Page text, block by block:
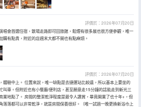
評價於：2026年07月20日
唱會首選住宿，散場走路即可回旅館，鬆煙有很多展也很方便參觀，唯一
購有點貴，附近的店週末大都不開也有點麻煩。
評價於：2026年07月20日
體驗中上。 位置來說，唯一缺點是去捷運站比較遠，所以基本上要坐的
叫車。但附近也有小餐廳/便利店，甚至願意走15分鐘的話能走到新光三
業地點了。 房間的整潔乾淨程度是最令人讚賞，畢竟開業了也十年+，但
落落都可以非常乾淨，就是房間保養很好。（唯一試過一晚更換新浴巾上